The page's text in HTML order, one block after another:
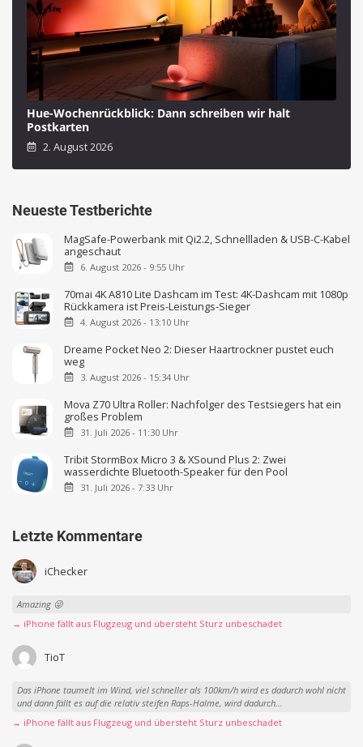
Hue-Wochenrückblick: Dann schreiben wir halt
Postkarten
2. August 2026
Neueste Testberichte
MagSafe-Powerbank mit Qi2.2, Schnellladen & USB-C-Kabel
angeschaut
6. August 2026 - 9:55 Uhr
70mai 4K A810 Lite Dashcam im Test: 4K-Dashcam mit 1080p
Rückkamera ist Preis-Leistungs-Sieger
4. August 2026 - 13:10 Uhr
Dreame Pocket Neo 2: Dieser Haartrockner pustet euch
weg
3. August 2026 - 15:34 Uhr
Mova Z70 Ultra Roller: Nachfolger des Testsiegers hat ein
großes Problem
31. Juli 2026 - 11:30 Uhr
Tribit StormBox Micro 3 & XSound Plus 2: Zwei
wasserdichte Bluetooth-Speaker für den Pool
31. Juli 2026 - 7:33 Uhr
Letzte Kommentare
iChecker
Amazing 😜
→ iPhone fällt aus Flugzeug und übersteht Sturz unbeschadet
TioT
Das iPhone taumelt im Wind, viel schneller als 100km/h wird es dadurch wohl nicht
und dann fällt es auf die relativ steifen Raps-Halme, wird dadurch...
→ iPhone fällt aus Flugzeug und übersteht Sturz unbeschadet